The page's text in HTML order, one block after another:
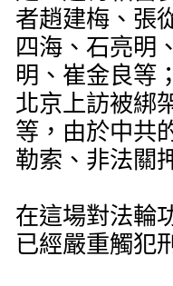
者趙建梅、張
四海、石亮明
明、崔金良等
北京上訪被綁
等，由於中共
勒索、非法關
在這場對法輪
已經嚴重觸犯